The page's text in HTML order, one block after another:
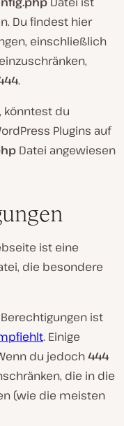
Du findest hier
einschließlich
.
könntest du
Plugins auf
Datei angewiesen
ist eine
die besondere
ist
. Einige
du jedoch444
die in die
(wie die meisten